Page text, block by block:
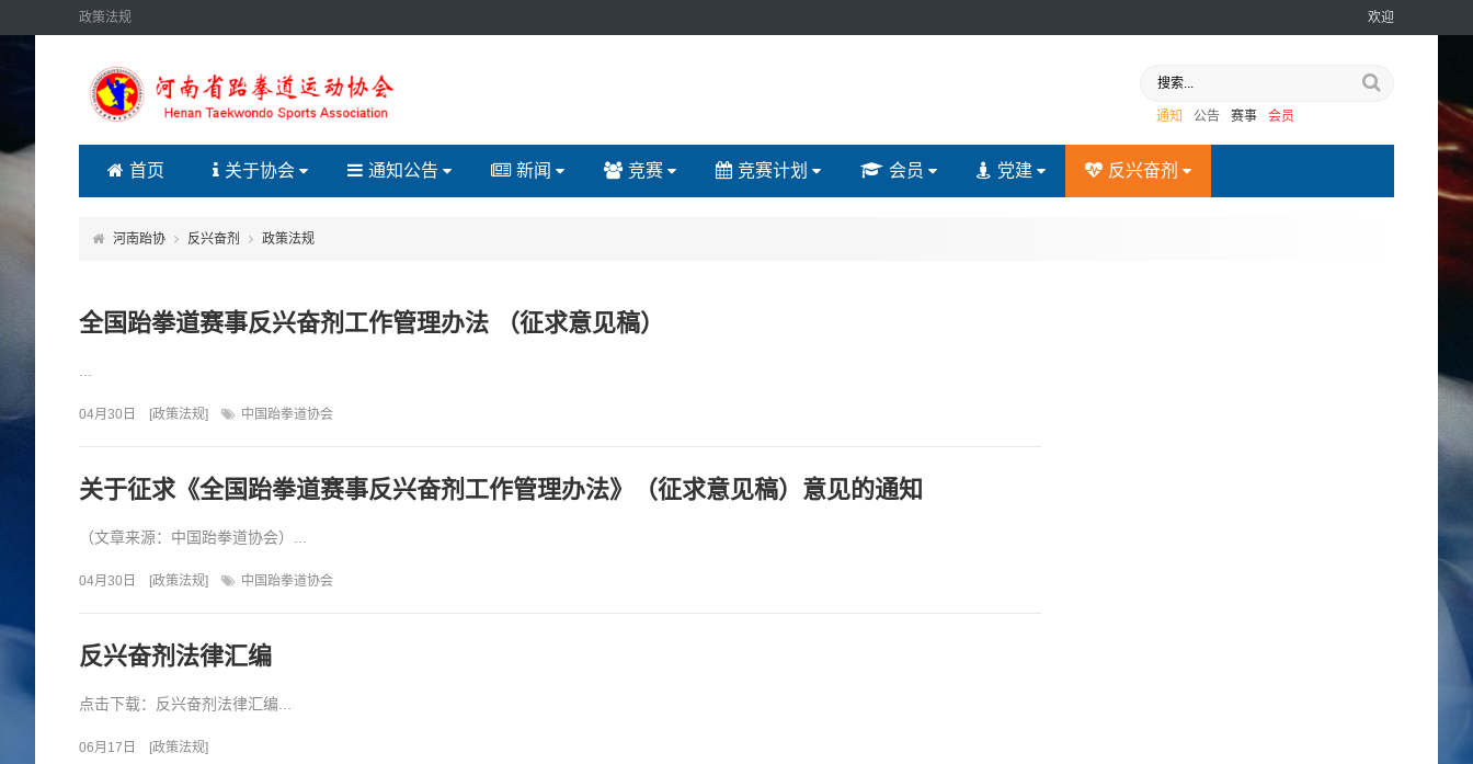
政策法规 欢迎
通知 公告 赛事 会员
首页 关于协会 通知公告 新闻 竞赛 竞赛计划 会员 党建 反兴奋剂
河南跆协 反兴奋剂 政策法规
全国跆拳道赛事反兴奋剂工作管理办法 （征求意见稿）
04月30日 [政策法规] 中国跆拳道协会
关于征求《全国跆拳道赛事反兴奋剂工作管理办法》（征求意见稿）意见的通知
（文章来源：中国跆拳道协会）...
04月30日 [政策法规] 中国跆拳道协会
反兴奋剂法律汇编
点击下载：反兴奋剂法律汇编...
06月17日 [政策法规]